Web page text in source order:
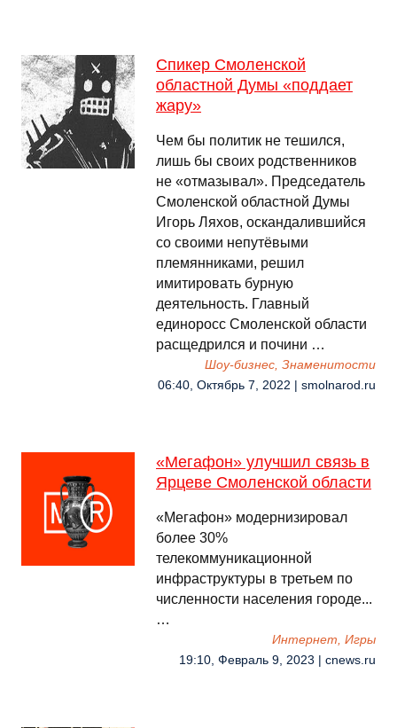
Спикер Смоленской
областной Думы «поддает
жару»
Чем бы политик не тешился,
лишь бы своих родственников
не «отмазывал». Председатель
Смоленской областной Думы
Игорь Ляхов, оскандалившийся
со своими непутёвыми
племянниками, решил
имитировать бурную
деятельность. Главный
единоросс Смоленской области
расщедрился и почини …
Шоу-бизнес, Знаменитости
06:40, Октябрь 7, 2022 | smolnarod.ru
«Мегафон» улучшил связь в
Ярцеве Смоленской области
«Мегафон» модернизировал
более 30%
телекоммуникационной
инфраструктуры в третьем по
численности населения городе...
…
Интернет, Игры
19:10, Февраль 9, 2023 | cnews.ru